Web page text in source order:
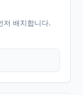
저 배치합니다.